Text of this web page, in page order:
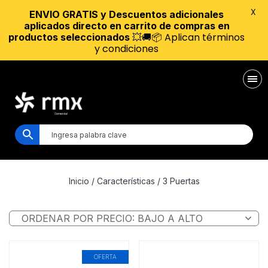
Inicio / Características / 3 Puertas
OFERTA
ENVIO GRATIS y Descuentos adicionales
aplicados directo en carrito de compras en
productos seleccionados 💥🚚📦 Aplican términos
y condiciones
X